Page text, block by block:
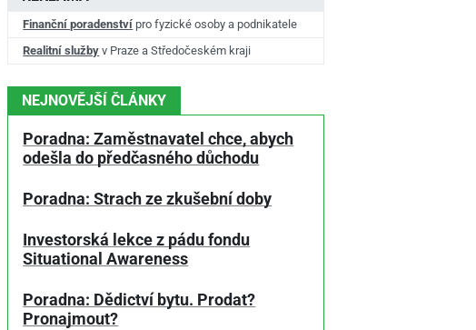
Finanční poradenství pro fyzické osoby a podnikatele
Realitní služby v Praze a Středočeském kraji
NEJNOVĚJŠÍ ČLÁNKY
Poradna: Zaměstnavatel chce, abych
odešla do předčasného důchodu
Poradna: Strach ze zkušební doby
Investorská lekce z pádu fondu
Situational Awareness
Poradna: Dědictví bytu. Prodat?
Pronajmout?